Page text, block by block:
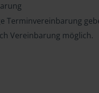
Terminvereinbarung
Vereinbarung möglich.